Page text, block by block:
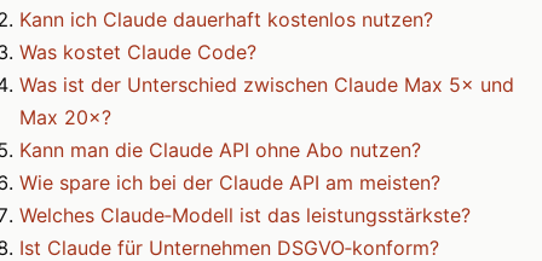
Kann ich Claude dauerhaft kostenlos nutzen?
Was kostet Claude Code?
Was ist der Unterschied zwischen Claude Max 5× und
Max 20×?
Kann man die Claude API ohne Abo nutzen?
Wie spare ich bei der Claude API am meisten?
Welches Claude‑Modell ist das leistungsstärkste?
Ist Claude für Unternehmen DSGVO‑konform?